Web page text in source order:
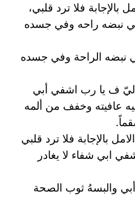
بالإجابة فلا ترد قلبي،
نبضه راحه وفي جسده
نبضه الراحة وفي جسده
ف يا رب اشفي أبي
عافيته وخفف من ألمه
بالإجابة فلا ترد قلبي
ابي شفاء ﻻ يغادر
والبسهُ ثوب الصحة